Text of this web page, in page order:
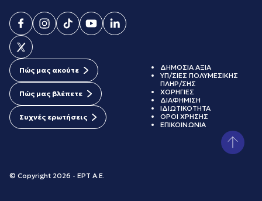
Πώς μας ακούτε
Πώς μας βλέπετε
Συχνές ερωτήσεις
© Copyright 2026 - ΕΡΤ Α.Ε.
ΔΗΜΟΣΙΑ ΑΞΙΑ
ΥΠ/ΣΙΕΣ ΠΟΛΥΜΕΣΙΚΗΣ
ΠΛΗΡ/ΣΗΣ
ΧΟΡΗΓΙΕΣ
ΔΙΑΦΗΜΙΣΗ
ΙΔΙΩΤΙΚΟΤΗΤΑ
ΟΡΟΙ ΧΡΗΣΗΣ
ΕΠΙΚΟΙΝΩΝΙΑ